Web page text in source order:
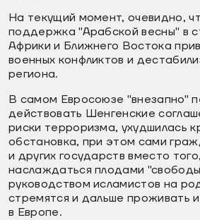
На текущий момент, очевидно,
поддержка "Арабской весны" в
Африки и Ближнего Востока
военных конфликтов и
региона.
В самом Евросоюзе "внезапно"
действовать Шенгенские
риски терроризма, ухудшилась
обстановка, при этом сами
и других государств вместо
наслаждаться плодами
руководством исламистов на
стремятся и дальше проживать
в Европе.